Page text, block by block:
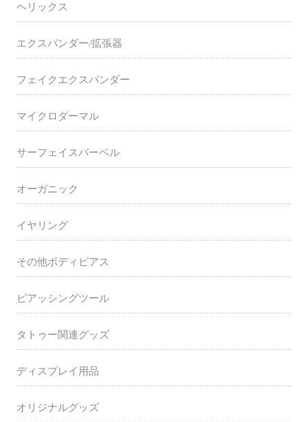
ヘリックス
エクスパンダー/拡張器
フェイクエクスパンダー
マイクロダーマル
サーフェイスバーベル
オーガニック
イヤリング
その他ボディピアス
ピアッシングツール
タトゥー関連グッズ
ディスプレイ用品
オリジナルグッズ